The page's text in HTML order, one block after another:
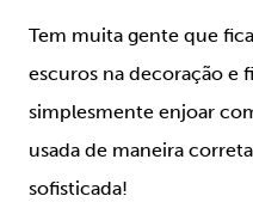
Tem muita gente que
escuros na decoração e
simplesmente enjoar
usada de maneira
sofisticada!